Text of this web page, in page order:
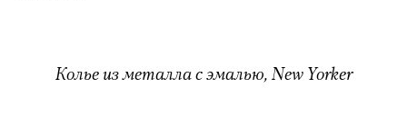
Колье из металла с эмалью, New Yorker